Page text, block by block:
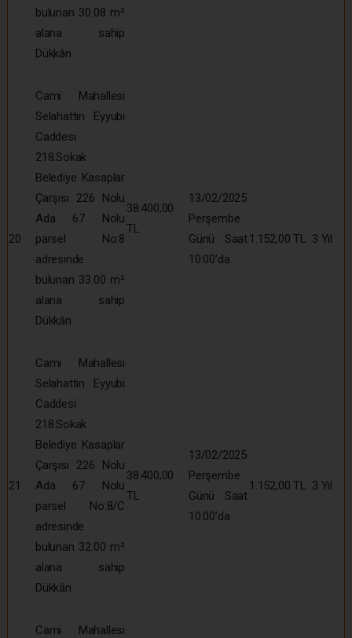
bulunan 30.08 m²
alana sahip
Dükkân
20
Cami Mahallesi
Selahattin Eyyubi
Caddesi
218.Sokak
Belediye Kasaplar
Çarşısı 226 Nolu
Ada 67 Nolu
parsel No:8
adresinde
bulunan 33.00 m²
alana sahip
Dükkân
38.400,00
TL
13/02/2025
Perşembe
Günü Saat
10:00’da
1.152,00 TL 3 Yıl
21
Cami Mahallesi
Selahattin Eyyubi
Caddesi
218.Sokak
Belediye Kasaplar
Çarşısı 226 Nolu
Ada 67 Nolu
parsel No:8/C
adresinde
bulunan 32.00 m²
alana sahip
Dükkân
38.400,00
TL
13/02/2025
Perşembe
Günü Saat
10:00’da
1.152,00 TL 3 Yıl
Cami Mahallesi